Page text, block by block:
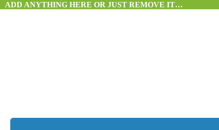
ADD ANYTHING HERE OR JUST REMOVE IT…